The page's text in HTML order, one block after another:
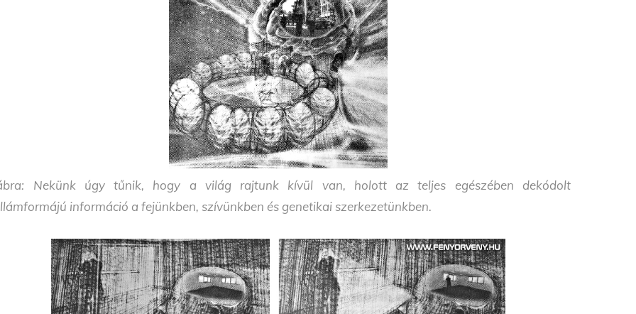
Nekünk úgy tűnik, hogy a világ rajtunk kívül van, holott az teljes egészében dekódolt
információ a fejünkben, szívünkben és genetikai szerkezetünkben.